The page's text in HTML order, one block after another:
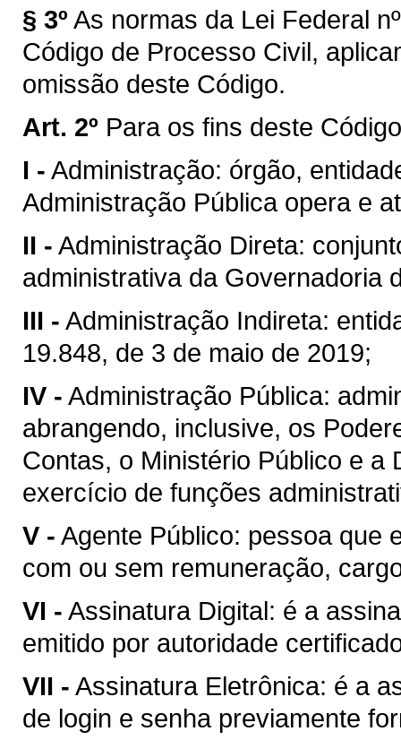
§ 3º As normas da Lei Federal
Código de Processo Civil,
omissão deste Código.
Art. 2º Para os fins deste
I - Administração: órgão,
Administração Pública opera e
II - Administração Direta:
administrativa da Governadoria
III - Administração Indireta:
19.848, de 3 de maio de 2019;
IV - Administração Pública:
abrangendo, inclusive, os
Contas, o Ministério Público e a
exercício de funções
V - Agente Público: pessoa que
com ou sem remuneração,
VI - Assinatura Digital: é a
emitido por autoridade
VII - Assinatura Eletrônica: é a
de login e senha previamente